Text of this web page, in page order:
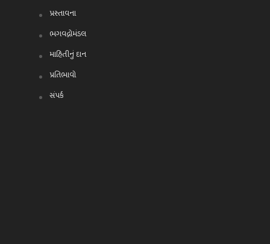
પ્રસ્તાવના
ભગવદ્ગોમંડલ
માહિતીનું દાન
પ્રતિભાવો
સંપર્ક